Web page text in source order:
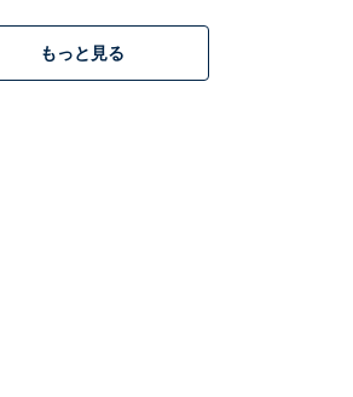
ューが届けられていますし、結論と
ればならないのか。さらなる理由
もっと見る